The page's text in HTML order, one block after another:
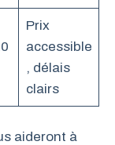
Prix
accessible
, délais
clairs
aideront à